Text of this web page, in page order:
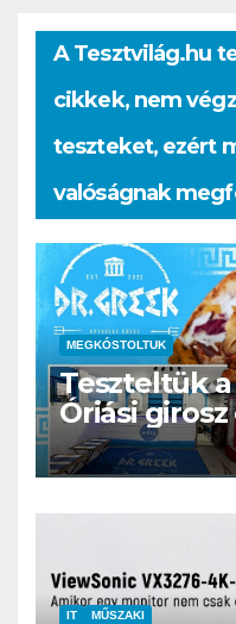
A Tesztvilág.hu
cikkek, nem
teszteket, ezért
valóságnak
MEGKÓSTOLTUK
Teszteltük
Óriási
IT MŰSZAKI